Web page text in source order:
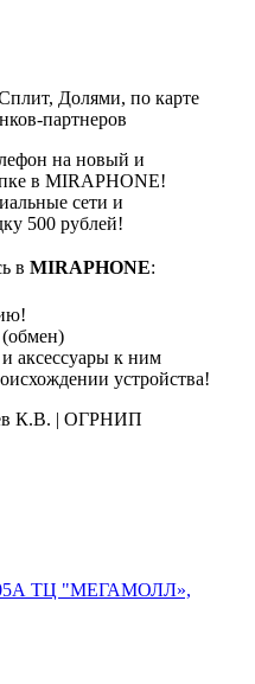
Долями, по карте
партнеров
на новый и
в MIRAPHONE!
сети и
500 рублей!
в MIRAPHONE:
аксессуары к ним
устройства!
К.В. | ОГРНИП
ТЦ "МЕГАМОЛЛ»,